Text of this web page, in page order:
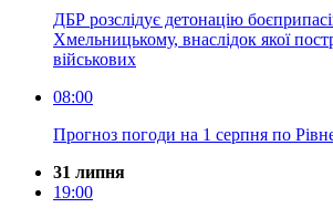
ДБР розслідує детонацію
Хмельницькому, внаслідок якої
військових
08:00
Прогноз погоди на 1 серпня по
31 липня
19:00